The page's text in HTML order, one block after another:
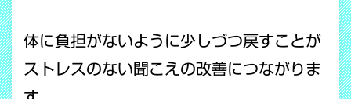
体に負担がないように少しづつ戻すことが
ストレスのない聞こえの改善につながりま